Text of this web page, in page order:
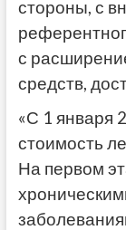
стороны, с
с
средств,
«С 1 января
стоимость
На первом